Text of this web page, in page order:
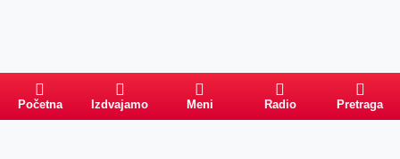
Početna Izdvajamo Meni Radio Pretraga